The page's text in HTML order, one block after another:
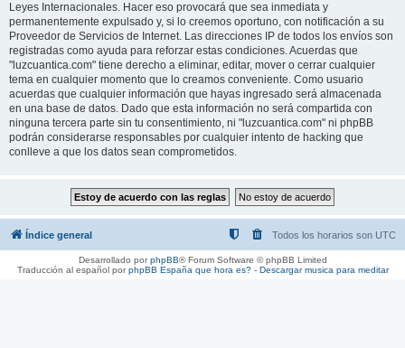
Leyes Internacionales. Hacer eso provocará que sea inmediata y
permanentemente expulsado y, si lo creemos oportuno, con notificación a su
Proveedor de Servicios de Internet. Las direcciones IP de todos los envíos son
registradas como ayuda para reforzar estas condiciones. Acuerdas que
"luzcuantica.com" tiene derecho a eliminar, editar, mover o cerrar cualquier
tema en cualquier momento que lo creamos conveniente. Como usuario
acuerdas que cualquier información que hayas ingresado será almacenada
en una base de datos. Dado que esta información no será compartida con
ninguna tercera parte sin tu consentimiento, ni "luzcuantica.com" ni phpBB
podrán considerarse responsables por cualquier intento de hacking que
conlleve a que los datos sean comprometidos.
Índice general Todos los horarios son UTC
Desarrollado porphpBB® Forum Software © phpBB Limited
Traducción al español porphpBB España que hora es?- Descargar musica para meditar